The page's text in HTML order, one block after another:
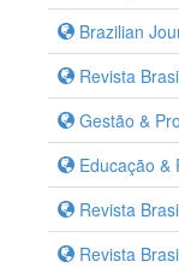
Brazilian
Revista
Gestão &
Educação &
Revista
Revista